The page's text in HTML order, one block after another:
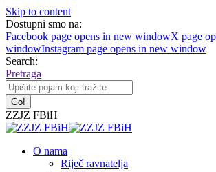
Skip to content
Dostupni smo na:
Facebook page opens in new windowX page
windowInstagram page opens in new window
Search:
Pretraga
ZZJZ FBiH
O nama
Riječ ravnatelja